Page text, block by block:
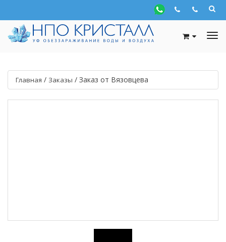
Главная / Заказы / Заказ от Вязовцева